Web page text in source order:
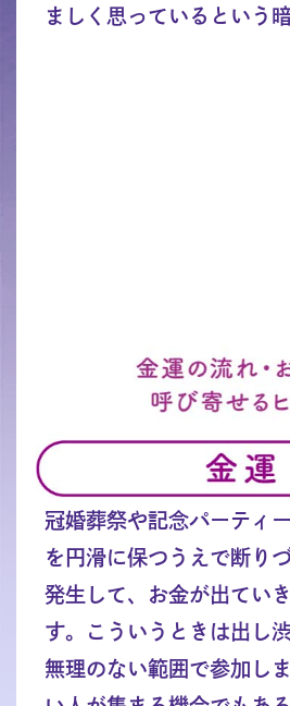
ましく思っているという暗
冠婚葬祭や記念パーティ
を円滑に保つうえで断り
発生して、お金が出てい
す。こういうときは出し
無理のない範囲で参加し